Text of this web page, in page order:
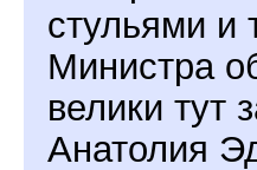
стульями и
Министра
велики тут
Анатолия